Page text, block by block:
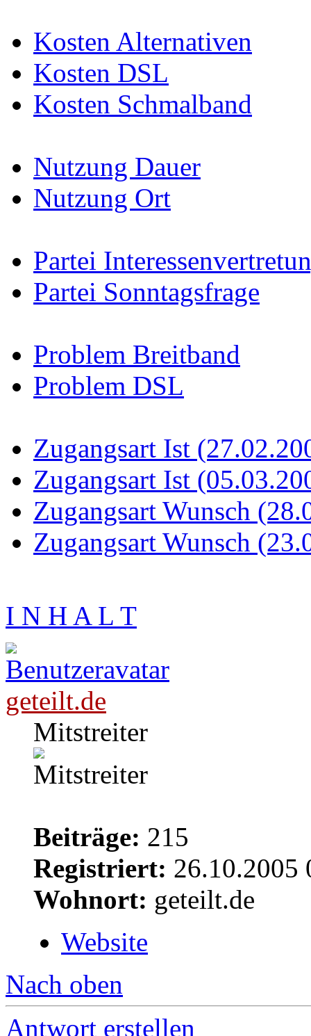
Kosten Alternativen
Kosten DSL
Kosten Schmalband
Nutzung Dauer
Nutzung Ort
Partei
Partei Sonntagsfrage
Problem Breitband
Problem DSL
Zugangsart Ist
Zugangsart Ist
Zugangsart Wunsch
Zugangsart Wunsch
I N H A L T
geteilt.de
Mitstreiter
Beiträge: 215
Registriert: 26.10.2005
Wohnort: geteilt.de
Website
Nach oben
Antwort erstellen